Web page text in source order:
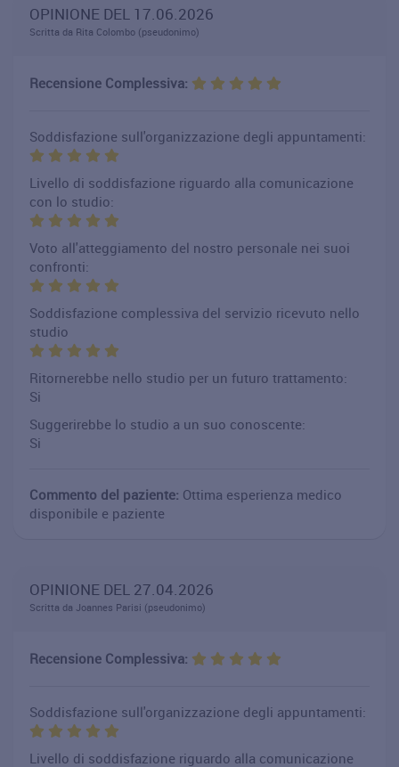
OPINIONE DEL 17.06.2026
Scritta da Rita Colombo (pseudonimo)
Recensione Complessiva:
Soddisfazione sull'organizzazione degli appuntamenti:
Livello di soddisfazione riguardo alla comunicazione
con lo studio:
Voto all'atteggiamento del nostro personale nei suoi
confronti:
Soddisfazione complessiva del servizio ricevuto nello
studio
Ritornerebbe nello studio per un futuro trattamento:
Si
Suggerirebbe lo studio a un suo conoscente:
Si
Commento del paziente: Ottima esperienza medico
disponibile e paziente
OPINIONE DEL 27.04.2026
Scritta da Joannes Parisi (pseudonimo)
Recensione Complessiva:
Soddisfazione sull'organizzazione degli appuntamenti:
Livello di soddisfazione riguardo alla comunicazione